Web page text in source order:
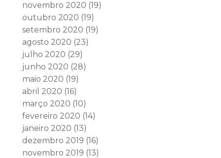
novembro 2020 (19)
outubro 2020 (19)
setembro 2020 (19)
agosto 2020 (23)
julho 2020 (29)
junho 2020 (28)
maio 2020 (19)
abril 2020 (16)
março 2020 (10)
fevereiro 2020 (14)
janeiro 2020 (13)
dezembro 2019 (16)
novembro 2019 (13)